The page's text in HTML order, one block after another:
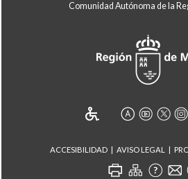
Comunidad Autónoma de la
ACCESIBILIDAD AVISO LEGAL